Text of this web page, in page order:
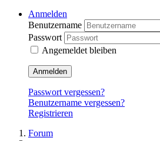
Anmelden
Benutzername
Passwort
Angemeldet bleiben
Anmelden
Passwort vergessen?
Benutzername vergessen?
Registrieren
Forum